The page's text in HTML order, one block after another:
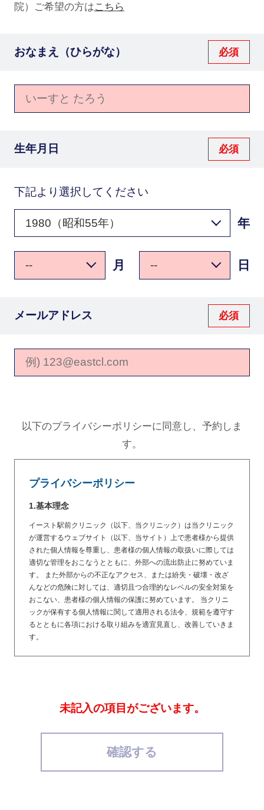
院）ご希望の方はこちら
おなまえ（ひらがな）
生年月日
下記より選択してください
年
月 日
メールアドレス
以下のプライバシーポリシーに同意し、予約しま
す。
プライバシーポリシー
1.基本理念
イースト駅前クリニック（以下、当クリニック）は当クリニック
が運営するウェブサイト（以下、当サイト）上で患者様から提供
された個人情報を尊重し、患者様の個人情報の取扱いに際しては
適切な管理をおこなうとともに、外部への流出防止に努めていま
す。 また外部からの不正なアクセス、または紛失・破壊・改ざ
んなどの危険に対しては、適切且つ合理的なレベルの安全対策を
おこない、患者様の個人情報の保護に努めています。 当クリニ
ックが保有する個人情報に関して適用される法令、規範を遵守す
るとともに各項における取り組みを適宜見直し、改善していきま
す。
名前、住所、生年月日などの個人情報を収集させていただき、
「6.利用について」に記載の利用目的で利用致します。
未記入の項目がございます。
確認する